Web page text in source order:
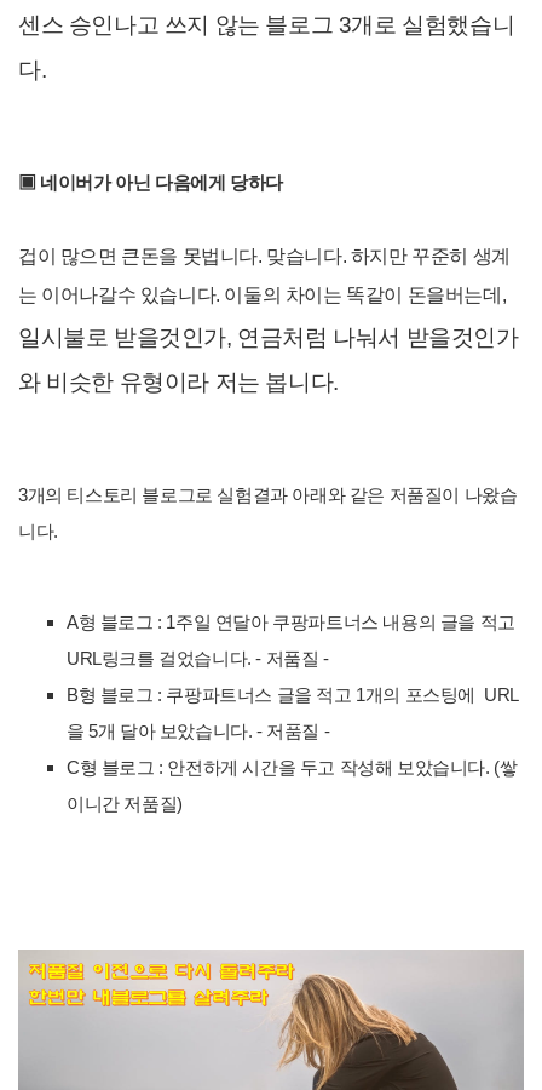
센스 승인나고 쓰지 않는 블로그 3개로 실험했습니
다.
▣ 네이버가 아닌 다음에게 당하다
겁이 많으면 큰돈을 못법니다. 맞습니다. 하지만 꾸준히 생계
는 이어나갈수 있습니다. 이둘의 차이는 똑같이 돈을버는데,
일시불로 받을것인가, 연금처럼 나눠서 받을것인가
와 비슷한 유형이라 저는 봅니다.
3개의 티스토리 블로그로 실험결과 아래와 같은 저품질이 나왔습
니다.
A형 블로그 : 1주일 연달아 쿠팡파트너스 내용의 글을 적고
URL링크를 걸었습니다. - 저품질 -
B형 블로그 : 쿠팡파트너스 글을 적고 1개의 포스팅에 URL
을 5개 달아 보았습니다. - 저품질 -
C형 블로그 : 안전하게 시간을 두고 작성해 보았습니다. (쌓
이니간 저품질)